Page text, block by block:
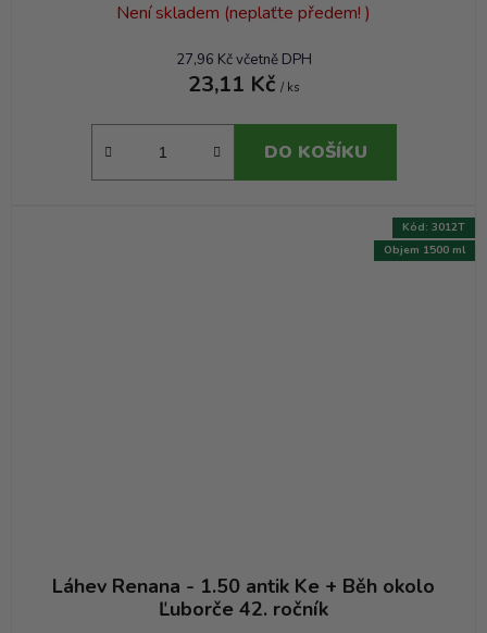
Není skladem (neplaťte předem! )
27,96 Kč včetně DPH
23,11 Kč / ks
DO KOŠÍKU
Láhev Renana - 1.50 antik Ke + Běh okolo
Ľuborče 42. ročník
Objem 1500 ml
Kód: 3012T